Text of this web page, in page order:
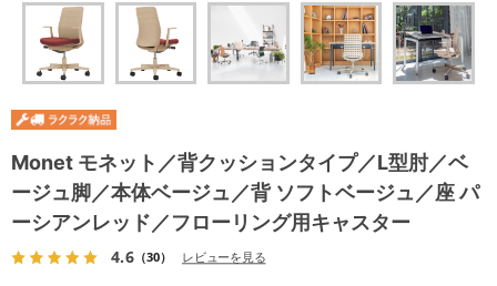
Monet モネット／背クッションタイプ／L型肘／ベ
ージュ脚／本体ベージュ／背 ソフトベージュ／座 パ
ーシアンレッド／フローリング用キャスター
4.6（30） レビューを見る